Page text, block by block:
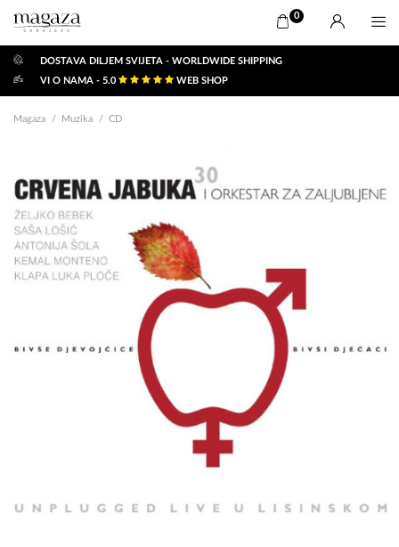
0
DOSTAVA DILJEM SVIJETA - WORLDWIDE SHIPPING
VI O NAMA - 5.0
WEB SHOP
Magaza Muzika CD